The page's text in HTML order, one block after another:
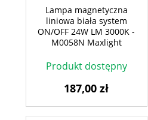
Lampa magnetyczna
liniowa biała system
ON/OFF 24W LM 3000K -
M0058N Maxlight
Produkt dostępny
187,00 zł